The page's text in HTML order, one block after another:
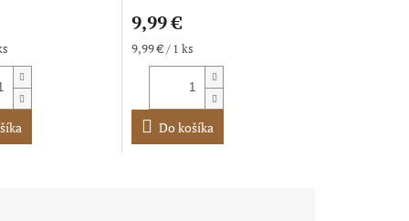
9,99 €
Jednotková
cena:
9,99 € / 1 ks
Do košíka